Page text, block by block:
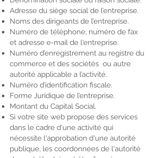
Adresse du siège social de l’entreprise.
Noms des dirigeants de l’entreprise.
Numéro de téléphone, numéro de fax
et adresse e-mail de l'entreprise.
Numéro d’enregistrement au registre du
commerce et des sociétés ou autre
autorité applicable a l’activité.
Numéro d’identification fiscale.
Forme Juridique de l’entreprise.
Montant du Capital Social.
Si votre site web propose des services
dans le cadre d'une activité qui
nécessite l'approbation d'une autorité
publique, les coordonnées de l'autorité